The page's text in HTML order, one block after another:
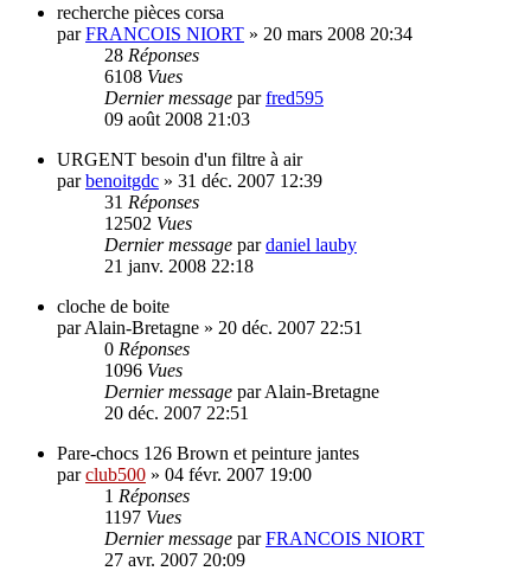
recherche pièces corsa
parFRANCOIS NIORT » 20 mars 2008 20:34
28 Réponses
6108 Vues
Dernier message parfred595
09 août 2008 21:03
URGENT besoin d'un filtre à air
parbenoitgdc » 31 déc. 2007 12:39
31 Réponses
12502 Vues
Dernier message pardaniel lauby
21 janv. 2008 22:18
cloche de boite
parAlain-Bretagne » 20 déc. 2007 22:51
0 Réponses
1096 Vues
Dernier message parAlain-Bretagne
20 déc. 2007 22:51
Pare-chocs 126 Brown et peinture jantes
parclub500 » 04 févr. 2007 19:00
1 Réponses
1197 Vues
Dernier message parFRANCOIS NIORT
27 avr. 2007 20:09